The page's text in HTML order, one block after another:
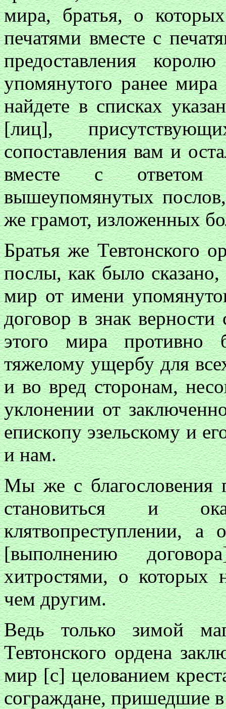
мира, братья, о
печатями вместе с
предоставления
упомянутого ранее
найдете в списках
[лиц],
сопоставления вам и
вместе с ответом
вышеупомянутых
же грамот, изложенных
Братья же Тевтонского
послы, как было
мир от имени
договор в знак
этого мира противно
тяжелому ущербу для
и во вред сторонам,
уклонении от
епископу эзельскому и
и нам.
Мы же с благословения
становиться и
клятвопреступлении,
[выполнению
хитростями, о которых
чем другим.
Ведь только зимой
Тевтонского ордена
мир [с] целованием
сограждане, пришедшие